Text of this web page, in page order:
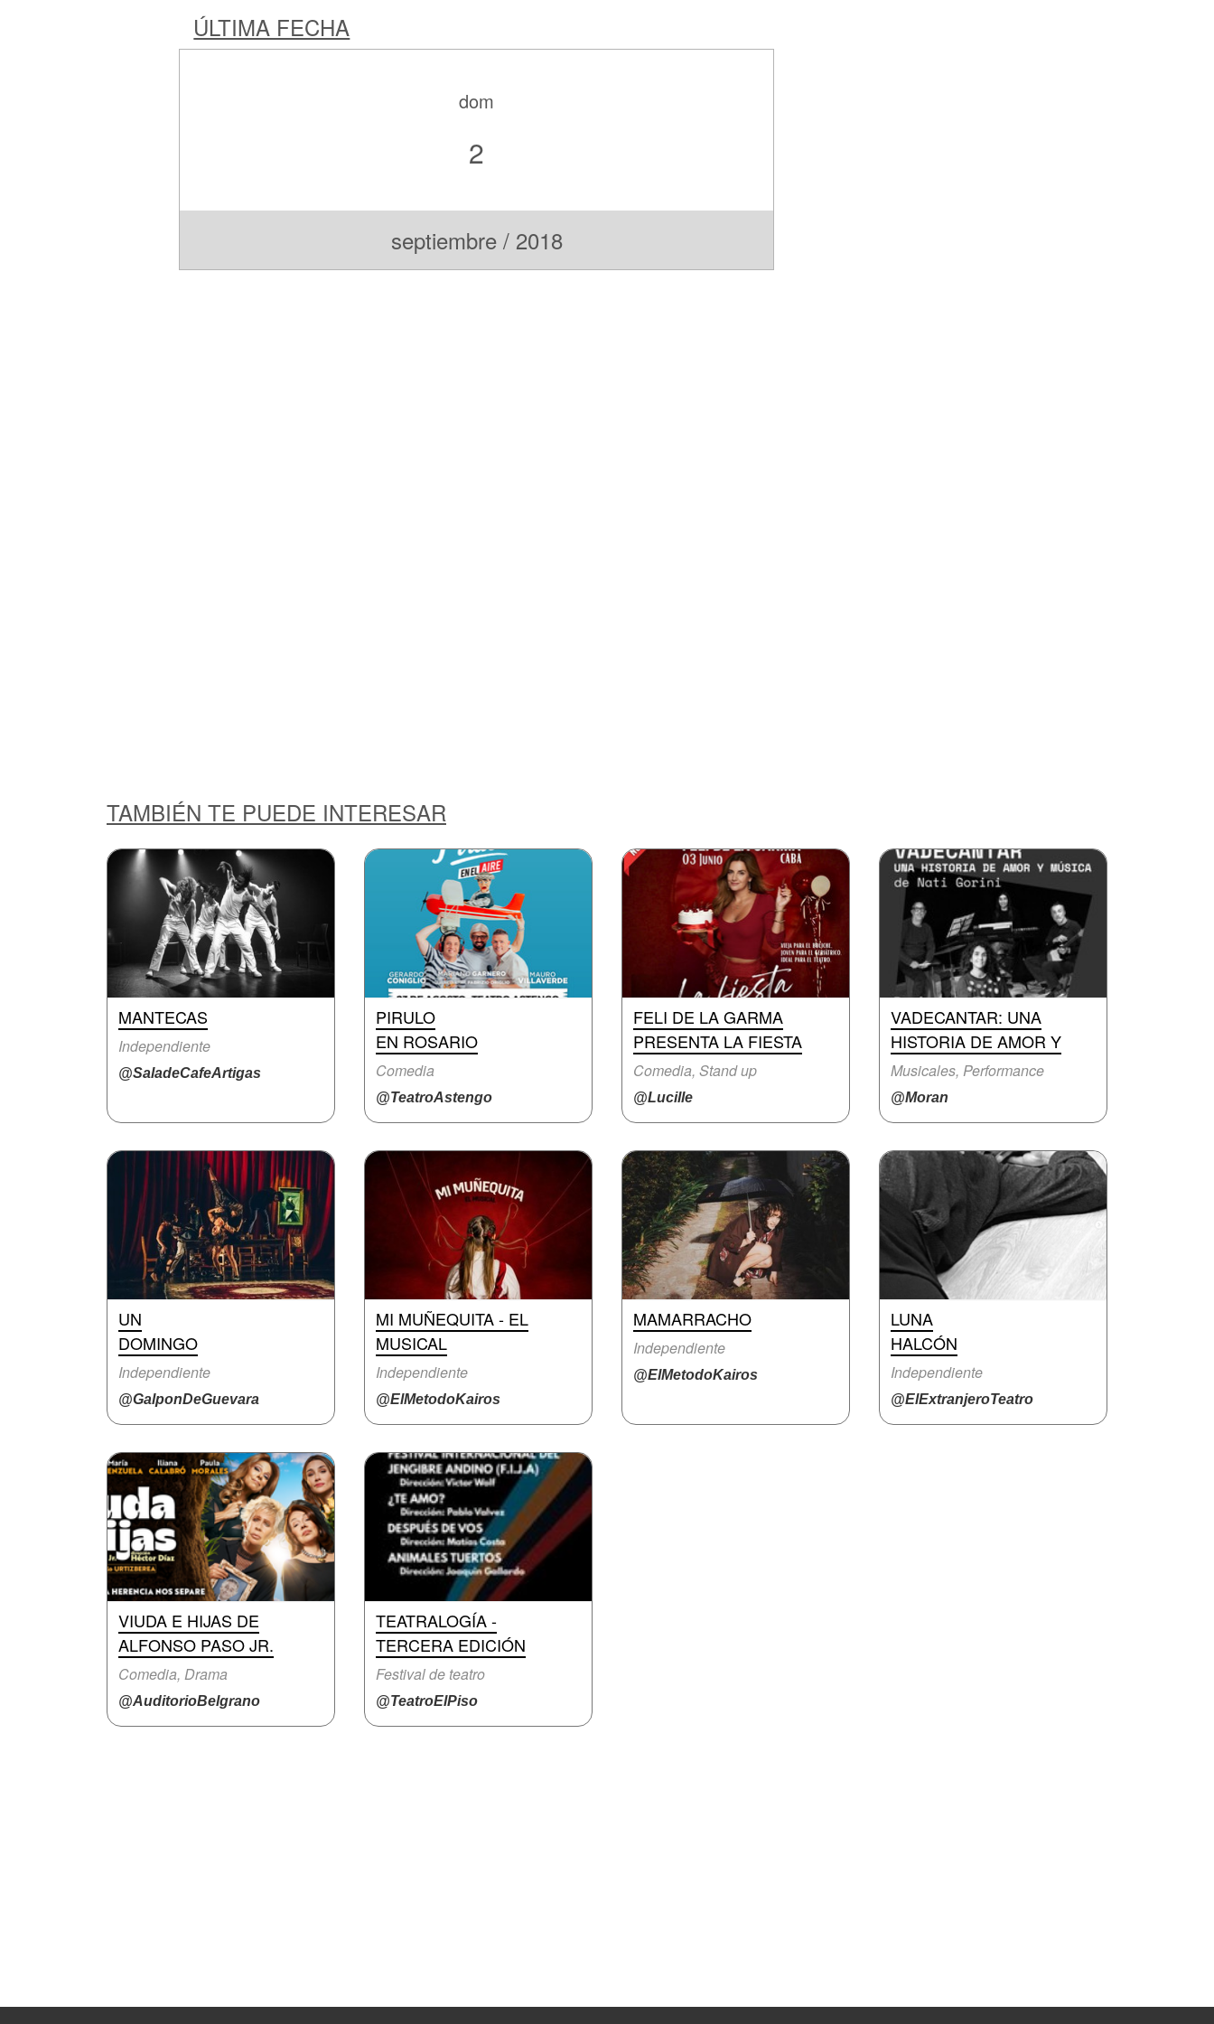
ÚLTIMA FECHA
dom
2
septiembre / 2018
TAMBIÉN TE PUEDE INTERESAR
MANTECAS
Independiente
@SaladeCafeArtigas
PIRULO
EN ROSARIO
Comedia
@TeatroAstengo
FELI DE LA GARMA
PRESENTA LA FIESTA
Comedia, Stand up
@Lucille
VADECANTAR: UNA
HISTORIA DE AMOR Y
Musicales, Performance
@Moran
UN
DOMINGO
Independiente
@GalponDeGuevara
MI MUÑEQUITA - EL
MUSICAL
Independiente
@ElMetodoKairos
MAMARRACHO
Independiente
@ElMetodoKairos
LUNA
HALCÓN
Independiente
@ElExtranjeroTeatro
VIUDA E HIJAS DE
ALFONSO PASO JR.
Comedia, Drama
@AuditorioBelgrano
TEATRALOGÍA -
TERCERA EDICIÓN
Festival de teatro
@TeatroElPiso